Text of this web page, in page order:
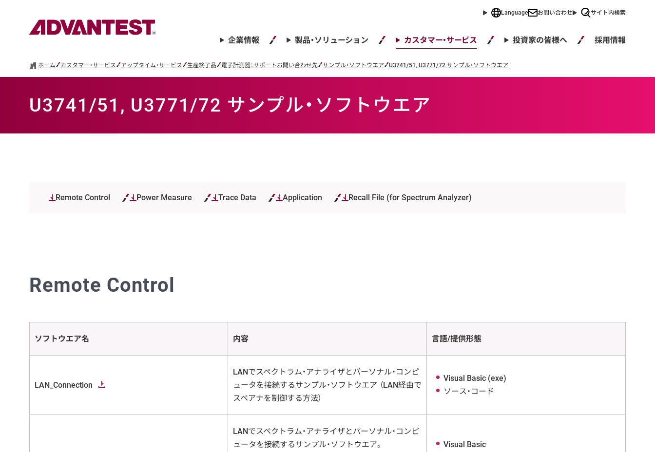
Language お問い合わせ サイト内検索
企業情報 製品・ソリューション カスタマー・サービス 投資家の皆様へ 採用情報
ホーム カスタマー・サービス アップタイム・サービス 生産終了品 電子計測器：サポートお問い合わせ先 サンプル・ソフトウエア U3741/51, U3771/72 サンプル・ソフトウエア
U3741/51, U3771/72 サンプル・ソフトウエア
Remote Control Power Measure Trace Data Application Recall File (for Spectrum Analyzer)
Remote Control
ソフトウエア名 内容 言語/提供形態
LAN_Connection
LANでスペクトラム・アナライザとパーソナル・コンピ
ュータを接続するサンプル・ソフトウエア （LAN経由で
スペアナを制御する方法）
Visual Basic (exe)
ソース・コード
LANでスペクトラム・アナライザとパーソナル・コンピ
ュータを接続するサンプル・ソフトウエア。
Visual Basic